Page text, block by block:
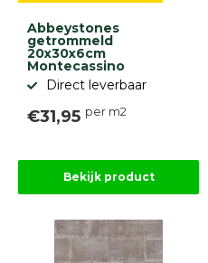
Abbeystones
getrommeld
20x30x6cm
Montecassino
Direct leverbaar
€31,95 per m2
Bekijk product